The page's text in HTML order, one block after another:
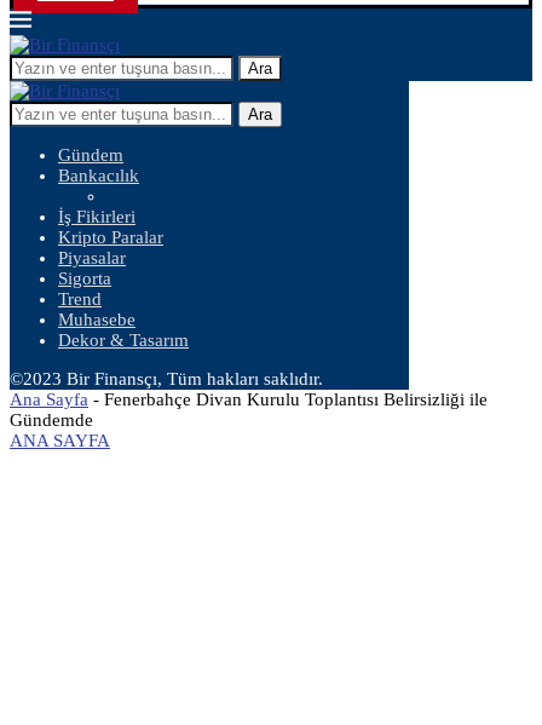
Ara
Ara
Gündem
Bankacılık
İş Fikirleri
Kripto Paralar
Piyasalar
Sigorta
Trend
Muhasebe
Dekor & Tasarım
©2023 Bir Finansçı, Tüm hakları saklıdır.
Ana Sayfa - Fenerbahçe Divan Kurulu Toplantısı Belirsizliği ile
Gündemde
ANA SAYFA